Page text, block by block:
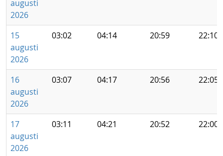
augusti
2026
15
augusti
2026
03:02 04:14 20:59 22:10
16
augusti
2026
03:07 04:17 20:56 22:05
17
augusti
2026
03:11 04:21 20:52 22:00